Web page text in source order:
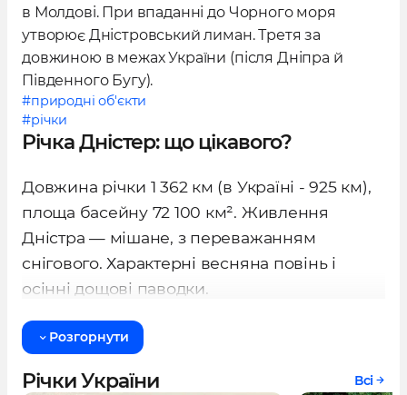
в Молдові. При впаданні до Чорного моря
утворює Дністровський лиман. Третя за
довжиною в межах України (після Дніпра й
Південного Бугу).
#природні об'єкти
#річки
Річка Дністер: що цікавого?
Довжина річки 1 362 км (в Україні - 925 км),
площа басейну 72 100 км². Живлення
Дністра — мішане, з переважанням
снігового. Характерні весняна повінь і
осінні дощові паводки.
Розгорнути
Річки України Всі